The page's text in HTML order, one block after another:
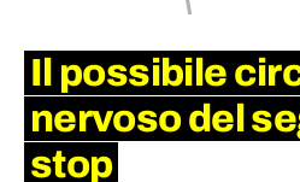
Il possibile
nervoso del
stop